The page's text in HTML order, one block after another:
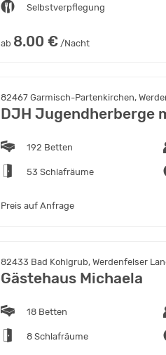
Selbstverpflegung
ab 8.00 € /Nacht
82467 Garmisch-Partenkirchen,
DJH Jugendherberge
192 Betten
53 Schlafräume
Preis auf Anfrage
82433 Bad Kohlgrub, Werdenfelser
Gästehaus Michaela
18 Betten
8 Schlafräume